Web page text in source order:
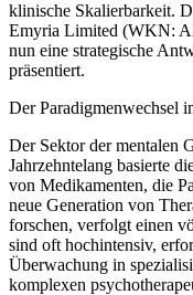
klinische Skalierbarkeit.
Emyria Limited (WKN:
nun eine strategische
präsentiert.
Der Paradigmenwechsel
Der Sektor der mentalen
Jahrzehntelang basierte
von Medikamenten, die
neue Generation von
forschen, verfolgt einen
sind oft hochintensiv,
Überwachung in
komplexen